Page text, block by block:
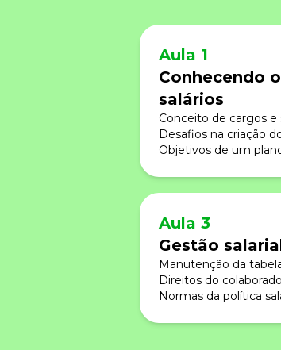
Materiais Gratuitos
Materiais Gratuitos
Todos os Materiais Gratuitos
Confira nossos materiais
Aprofunde seu conhecimento
Ferramentas e Templates
Para agilizar o seu trabalho
Conteúdo prático e rápido
Materiais centralizados
Aula 1
Conhecendo
salários
Conceito de cargos e
Desafios na criação
Objetivos de um
Aula 3
Gestão
Manutenção da
Direitos do
Normas da política